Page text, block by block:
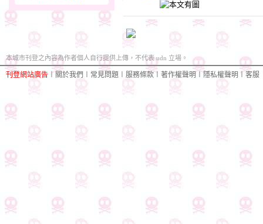
本城市刊登之內容為作者個人自行提供上傳，不代表 udn 立場。
刊登網站廣告 ︱ 關於我們 常見問題 服務條款 著作權聲明 隱私權聲明 ︱ 客服